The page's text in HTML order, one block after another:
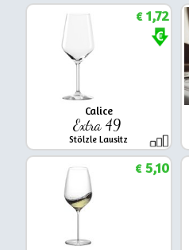
Calice
Extra 49
Stölzle Lausitz
€1,72
€5,10